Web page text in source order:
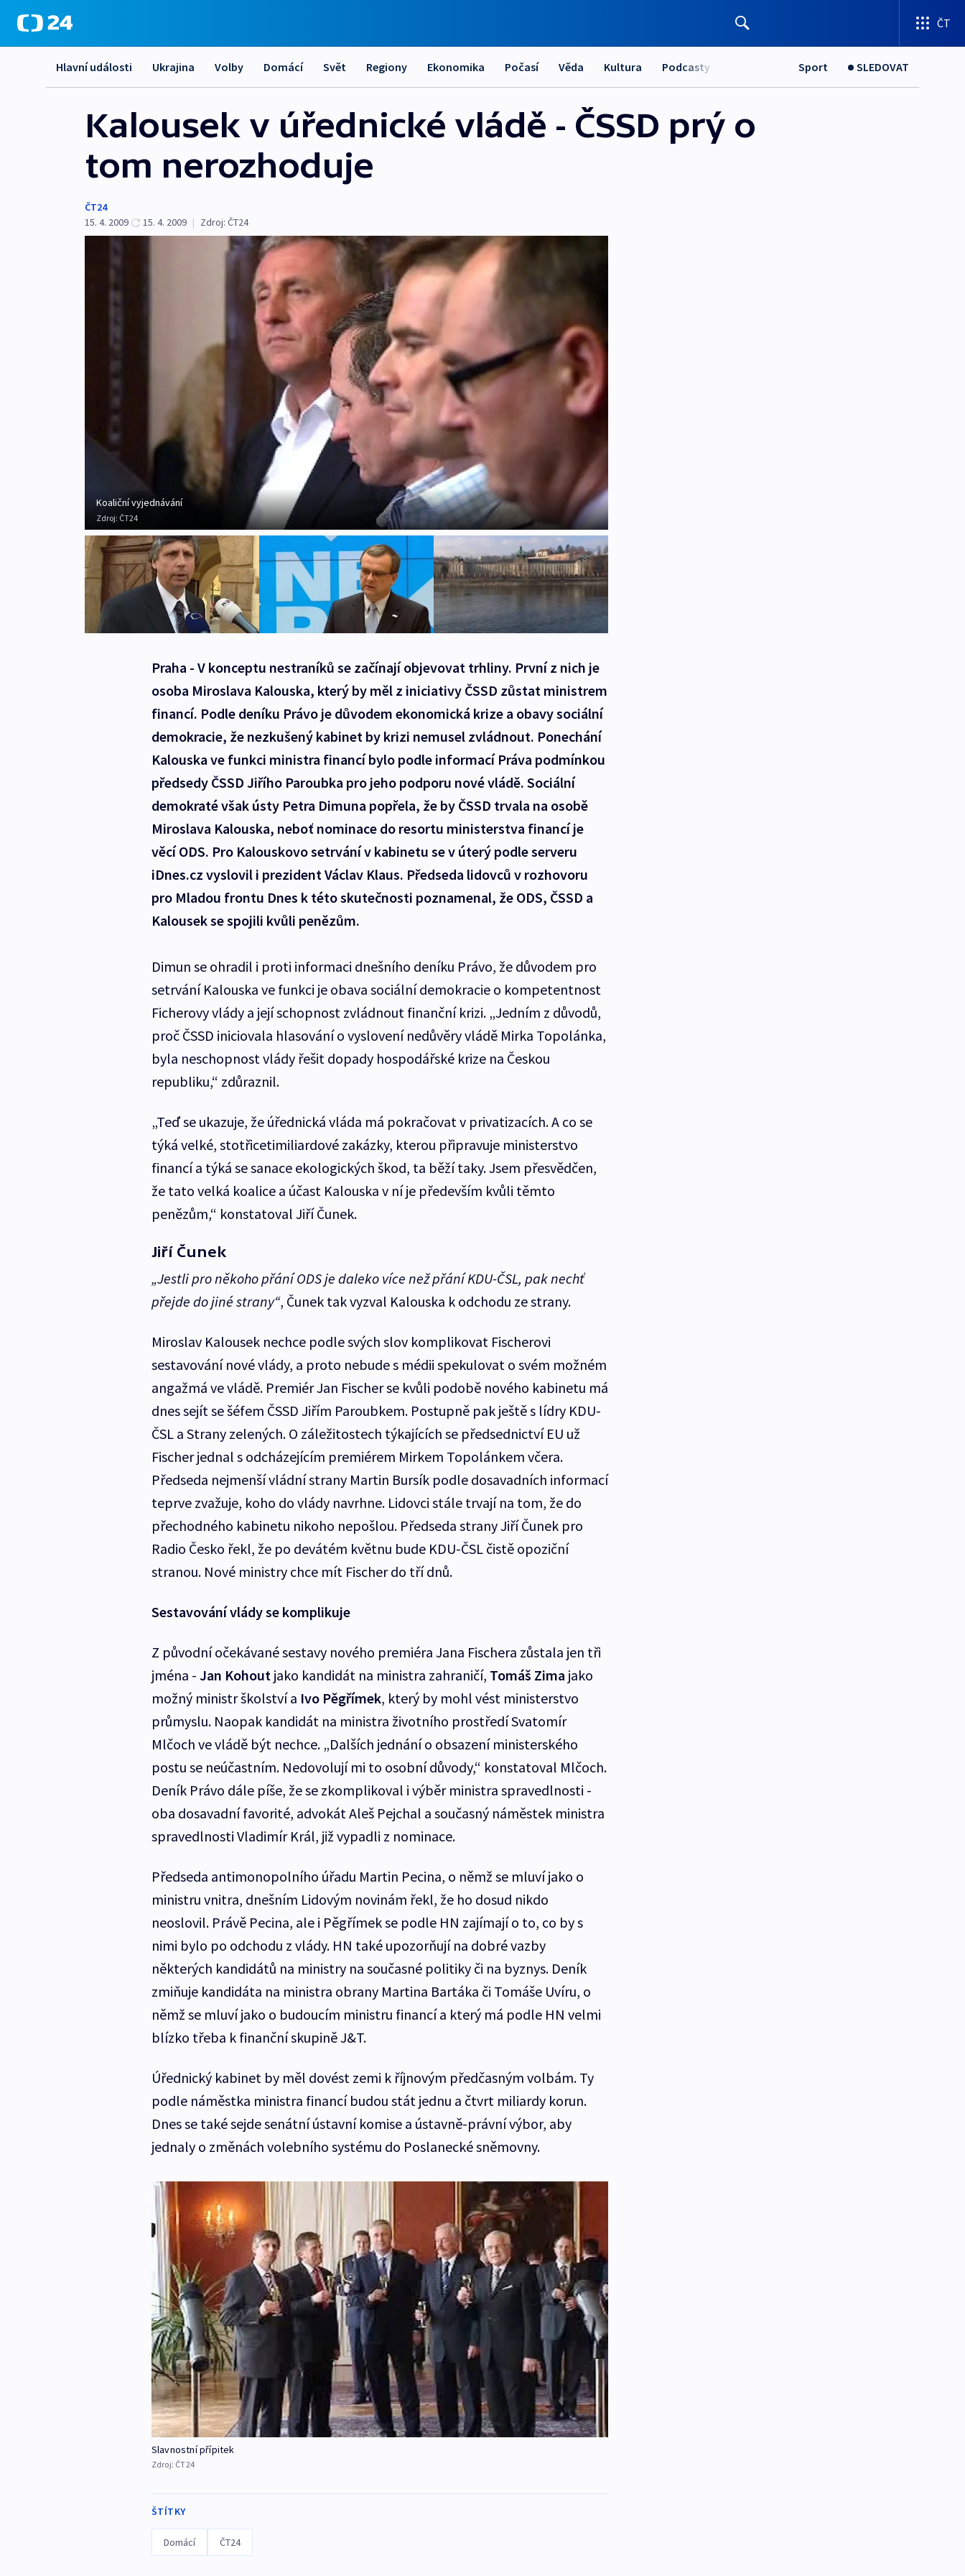
ČT
Hlavní události Ukrajina Volby Domácí Svět Regiony Ekonomika Počasí Věda Kultura Podcasty Sport SLEDOVAT
Kalousek v úřednické vládě - ČSSD prý o
tom nerozhoduje
ČT24
15. 4. 2009
15. 4. 2009 | Zdroj: ČT24
Koaliční vyjednávání
Zdroj: ČT24
Praha - V konceptu nestraníků se začínají objevovat trhliny. První z nich je
osoba Miroslava Kalouska, který by měl z iniciativy ČSSD zůstat ministrem
financí. Podle deníku Právo je důvodem ekonomická krize a obavy sociální
demokracie, že nezkušený kabinet by krizi nemusel zvládnout. Ponechání
Kalouska ve funkci ministra financí bylo podle informací Práva podmínkou
předsedy ČSSD Jiřího Paroubka pro jeho podporu nové vládě. Sociální
demokraté však ústy Petra Dimuna popřela, že by ČSSD trvala na osobě
Miroslava Kalouska, neboť nominace do resortu ministerstva financí je
věcí ODS. Pro Kalouskovo setrvání v kabinetu se v úterý podle serveru
iDnes.cz vyslovil i prezident Václav Klaus. Předseda lidovců v rozhovoru
pro Mladou frontu Dnes k této skutečnosti poznamenal, že ODS, ČSSD a
Kalousek se spojili kvůli penězům.
Dimun se ohradil i proti informaci dnešního deníku Právo, že důvodem pro
setrvání Kalouska ve funkci je obava sociální demokracie o kompetentnost
Ficherovy vlády a její schopnost zvládnout finanční krizi. „Jedním z důvodů,
proč ČSSD iniciovala hlasování o vyslovení nedůvěry vládě Mirka Topolánka,
byla neschopnost vlády řešit dopady hospodářské krize na Českou
republiku,“ zdůraznil.
„Teď se ukazuje, že úřednická vláda má pokračovat v privatizacích. A co se
týká velké, stotřicetimiliardové zakázky, kterou připravuje ministerstvo
financí a týká se sanace ekologických škod, ta běží taky. Jsem přesvědčen,
že tato velká koalice a účast Kalouska v ní je především kvůli těmto
penězům,“ konstatoval Jiří Čunek.
Jiří Čunek
„Jestli pro někoho přání ODS je daleko více než přání KDU-ČSL, pak nechť
přejde do jiné strany“, Čunek tak vyzval Kalouska k odchodu ze strany.
Miroslav Kalousek nechce podle svých slov komplikovat Fischerovi
sestavování nové vlády, a proto nebude s médii spekulovat o svém možném
angažmá ve vládě. Premiér Jan Fischer se kvůli podobě nového kabinetu má
dnes sejít se šéfem ČSSD Jiřím Paroubkem. Postupně pak ještě s lídry KDU-
ČSL a Strany zelených. O záležitostech týkajících se předsednictví EU už
Fischer jednal s odcházejícím premiérem Mirkem Topolánkem včera.
Předseda nejmenší vládní strany Martin Bursík podle dosavadních informací
teprve zvažuje, koho do vlády navrhne. Lidovci stále trvají na tom, že do
přechodného kabinetu nikoho nepošlou. Předseda strany Jiří Čunek pro
Radio Česko řekl, že po devátém květnu bude KDU-ČSL čistě opoziční
stranou. Nové ministry chce mít Fischer do tří dnů.
Sestavování vlády se komplikuje
Z původní očekávané sestavy nového premiéra Jana Fischera zůstala jen tři
jména - Jan Kohout jako kandidát na ministra zahraničí, Tomáš Zima jako
možný ministr školství a Ivo Pěgřímek, který by mohl vést ministerstvo
průmyslu. Naopak kandidát na ministra životního prostředí Svatomír
Mlčoch ve vládě být nechce. „Dalších jednání o obsazení ministerského
postu se neúčastním. Nedovolují mi to osobní důvody,“ konstatoval Mlčoch.
Deník Právo dále píše, že se zkomplikoval i výběr ministra spravedlnosti -
oba dosavadní favorité, advokát Aleš Pejchal a současný náměstek ministra
spravedlnosti Vladimír Král, již vypadli z nominace.
Předseda antimonopolního úřadu Martin Pecina, o němž se mluví jako o
ministru vnitra, dnešním Lidovým novinám řekl, že ho dosud nikdo
neoslovil. Právě Pecina, ale i Pěgřímek se podle HN zajímají o to, co by s
nimi bylo po odchodu z vlády. HN také upozorňují na dobré vazby
některých kandidátů na ministry na současné politiky či na byznys. Deník
zmiňuje kandidáta na ministra obrany Martina Bartáka či Tomáše Uvíru, o
němž se mluví jako o budoucím ministru financí a který má podle HN velmi
blízko třeba k finanční skupině J&T.
Úřednický kabinet by měl dovést zemi k říjnovým předčasným volbám. Ty
podle náměstka ministra financí budou stát jednu a čtvrt miliardy korun.
Dnes se také sejde senátní ústavní komise a ústavně-právní výbor, aby
jednaly o změnách volebního systému do Poslanecké sněmovny.
Slavnostní přípitek
Zdroj: ČT24
ŠTÍTKY
Domácí ČT24